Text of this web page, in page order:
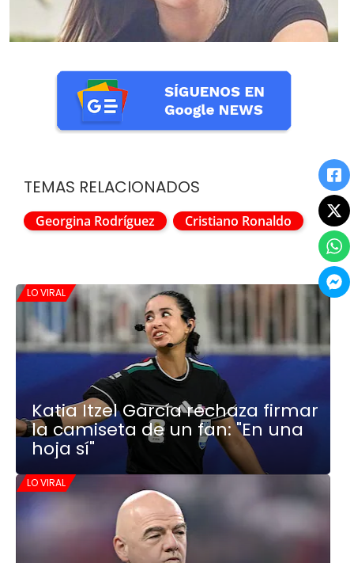
TEMAS RELACIONADOS
Georgina Rodríguez Cristiano Ronaldo
LO VIRAL
Katia Itzel García rechaza firmar
la camiseta de un fan: "En una
hoja sí"
LO VIRAL